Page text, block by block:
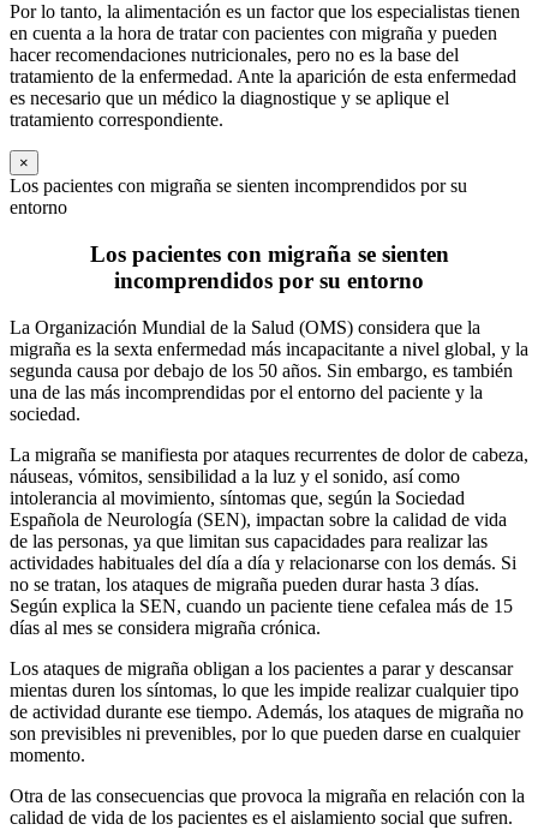
Por lo tanto, la alimentación es un factor que los especialistas tienen
en cuenta a la hora de tratar con pacientes con migraña y pueden
hacer recomendaciones nutricionales, pero no es la base del
tratamiento de la enfermedad. Ante la aparición de esta enfermedad
es necesario que un médico la diagnostique y se aplique el
tratamiento correspondiente.
×
Los pacientes con migraña se sienten incomprendidos por su
entorno
Los pacientes con migraña se sienten
incomprendidos por su entorno
La Organización Mundial de la Salud (OMS) considera que la
migraña es la sexta enfermedad más incapacitante a nivel global, y la
segunda causa por debajo de los 50 años. Sin embargo, es también
una de las más incomprendidas por el entorno del paciente y la
sociedad.
La migraña se manifiesta por ataques recurrentes de dolor de cabeza,
náuseas, vómitos, sensibilidad a la luz y el sonido, así como
intolerancia al movimiento, síntomas que, según la Sociedad
Española de Neurología (SEN), impactan sobre la calidad de vida
de las personas, ya que limitan sus capacidades para realizar las
actividades habituales del día a día y relacionarse con los demás. Si
no se tratan, los ataques de migraña pueden durar hasta 3 días.
Según explica la SEN, cuando un paciente tiene cefalea más de 15
días al mes se considera migraña crónica.
Los ataques de migraña obligan a los pacientes a parar y descansar
mientas duren los síntomas, lo que les impide realizar cualquier tipo
de actividad durante ese tiempo. Además, los ataques de migraña no
son previsibles ni prevenibles, por lo que pueden darse en cualquier
momento.
Otra de las consecuencias que provoca la migraña en relación con la
calidad de vida de los pacientes es el aislamiento social que sufren.